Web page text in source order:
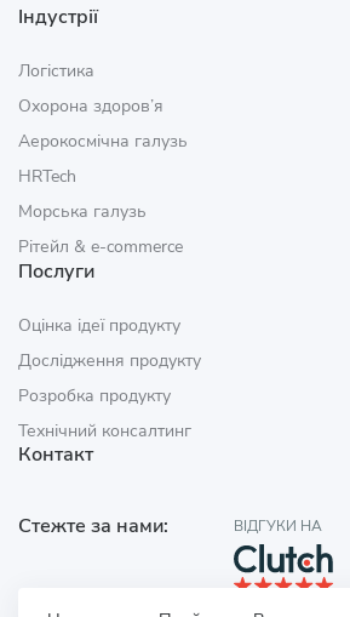
Індустрії
Логістика
Охорона здоров’я
Аерокосмічна галузь
HRTech
Морська галузь
Рітейл & e‑commerce
Послуги
Оцінка ідеї продукту
Дослідження продукту
Розробка продукту
Технічний консалтинг
Контакт
Стежте за нами: ВІДГУКИ НА